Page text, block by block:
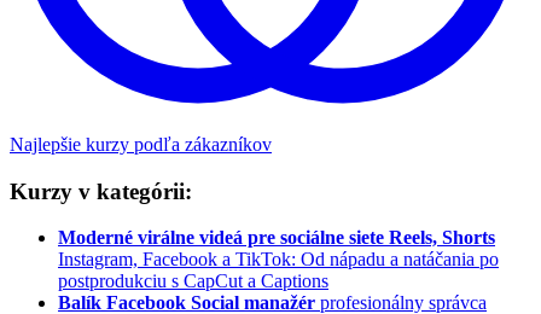
Najlepšie kurzy podľa zákazníkov
Kurzy v kategórii:
Moderné virálne videá pre sociálne siete Reels, Shorts
Instagram, Facebook a TikTok: Od nápadu a natáčania po
postprodukciu s CapCut a Captions
Balík Facebook Social manažér profesionálny správca